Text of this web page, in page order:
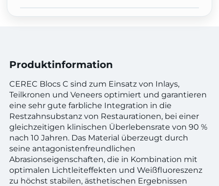
Produktinformation
CEREC Blocs C sind zum Einsatz von Inlays,
Teilkronen und Veneers optimiert und garantieren
eine sehr gute farbliche Integration in die
Restzahnsubstanz von Restaurationen, bei einer
gleichzeitigen klinischen Überlebensrate von 90 %
nach 10 Jahren. Das Material überzeugt durch
seine antagonistenfreundlichen
Abrasionseigenschaften, die in Kombination mit
optimalen Lichtleiteffekten und Weißfluoreszenz
zu höchst stabilen, ästhetischen Ergebnissen